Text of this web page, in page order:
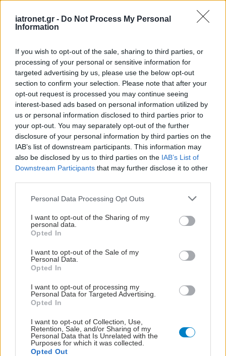
iatronet.gr - Do Not Process My Personal
Information
If you wish to opt-out of the sale, sharing to third parties, or
processing of your personal or sensitive information for
targeted advertising by us, please use the below opt-out
section to confirm your selection. Please note that after your
opt-out request is processed you may continue seeing
interest-based ads based on personal information utilized by
us or personal information disclosed to third parties prior to
your opt-out. You may separately opt-out of the further
disclosure of your personal information by third parties on the
IAB’s list of downstream participants. This information may
also be disclosed by us to third parties on the IAB’s List of
Downstream Participants that may further disclose it to other
Please note that this website/app uses one or more Google
not limited to your visit or usage behaviour. You may click to
grant or deny consent to Google and its third-party tags to
use your data for below specified purposes in below Google
consent section.
Personal Data Processing Opt Outs
I want to opt-out of the Sharing of my
personal data.
Opted In
I want to opt-out of the Sale of my
Personal Data.
Opted In
I want to opt-out of processing my
Personal Data for Targeted Advertising.
Opted In
I want to opt-out of Collection, Use,
Retention, Sale, and/or Sharing of my
Personal Data that Is Unrelated with the
Purposes for which it was collected.
Opted Out